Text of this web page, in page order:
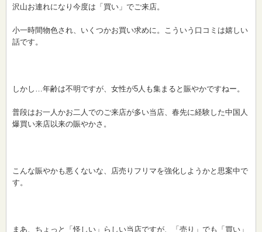
沢山お連れになり今度は「買い」でご来店。
小一時間物色され、いくつかお買い求めに。こういう口コミは嬉しい
話です。
しかし…年齢は不明ですが、女性が5人も集まると賑やかですねー。
普段はお一人かお二人でのご来店が多い当店、春先に経験した中国人
爆買い来店以来の賑やかさ。
こんな賑やかも悪くないな、店売りフリマを強化しようかと思案中で
す。
まあ、ちょっと「怪しい」らしい当店ですが、「売り」でも「買い」